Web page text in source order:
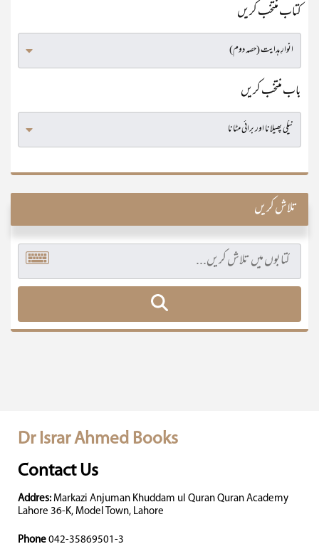
کتاب منتخب کریں
باب منتخب کریں
تلاش کریں
Dr Israr Ahmed Books
Contact Us
Addres: Markazi Anjuman Khuddam ul Quran Quran Academy
Lahore 36-K, Model Town, Lahore
Phone 042-35869501-3